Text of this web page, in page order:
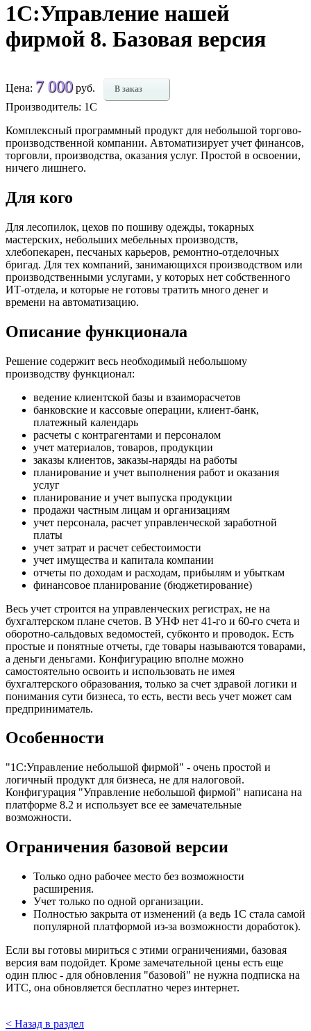
1С:Управление нашей
фирмой 8. Базовая версия
Цена: 7 000руб. В заказ
Производитель: 1С
Комплексный программный продукт для небольшой торгово-
производственной компании. Автоматизирует учет финансов,
торговли, производства, оказания услуг. Простой в освоении,
ничего лишнего.
Для кого
Для лесопилок, цехов по пошиву одежды, токарных
мастерских, небольших мебельных производств,
хлебопекарен, песчаных карьеров, ремонтно-отделочных
бригад. Для тех компаний, занимающихся производством или
производственными услугами, у которых нет собственного
ИТ-отдела, и которые не готовы тратить много денег и
времени на автоматизацию.
Описание функционала
Решение содержит весь необходимый небольшому
производству функционал:
ведение клиентской базы и взаиморасчетов
банковские и кассовые операции, клиент-банк,
платежный календарь
расчеты с контрагентами и персоналом
учет материалов, товаров, продукции
заказы клиентов, заказы-наряды на работы
планирование и учет выполнения работ и оказания
услуг
планирование и учет выпуска продукции
продажи частным лицам и организациям
учет персонала, расчет управленческой заработной
платы
учет затрат и расчет себестоимости
учет имущества и капитала компании
отчеты по доходам и расходам, прибылям и убыткам
финансовое планирование (бюджетирование)
Весь учет строится на управленческих регистрах, не на
бухгалтерском плане счетов. В УНФ нет 41-го и 60-го счета и
оборотно-сальдовых ведомостей, субконто и проводок. Есть
простые и понятные отчеты, где товары называются товарами,
а деньги деньгами. Конфигурацию вполне можно
самостоятельно освоить и использовать не имея
бухгалтерского образования, только за счет здравой логики и
понимания сути бизнеса, то есть, вести весь учет может сам
предприниматель.
Особенности
"1С:Управление небольшой фирмой" - очень простой и
логичный продукт для бизнеса, не для налоговой.
Конфигурация "Управление небольшой фирмой" написана на
платформе 8.2 и использует все ее замечательные
возможности.
Ограничения базовой версии
Только одно рабочее место без возможности
расширения.
Учет только по одной организации.
Полностью закрыта от изменений (а ведь 1С стала самой
популярной платформой из-за возможности доработок).
Если вы готовы мириться с этими ограничениями, базовая
версия вам подойдет. Кроме замечательной цены есть еще
один плюс - для обновления "базовой" не нужна подписка на
ИТС, она обновляется бесплатно через интернет.
< Назад в раздел